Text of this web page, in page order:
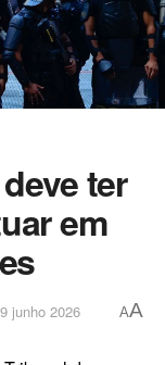
ter
em
junho 2026 AA